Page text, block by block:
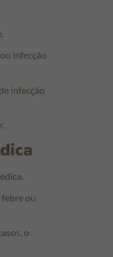
infecção
infecção
febre ou
o